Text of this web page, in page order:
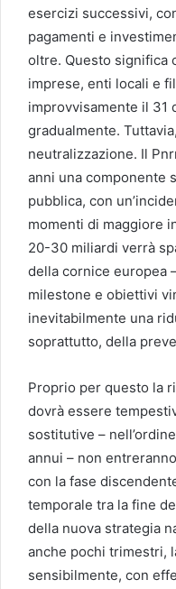
esercizi successivi,
pagamenti e
oltre. Questo significa
imprese, enti locali e
improvvisamente il 31
gradualmente.
neutralizzazione. Il
anni una componente
pubblica, con
momenti di maggiore
20-30 miliardi verrà
della cornice europea
milestone e obiettivi
inevitabilmente una
soprattutto, della
Proprio per questo la
dovrà essere
sostitutive –
annui – non
con la fase
temporale tra la fine
della nuova strategia
anche pochi trimestri,
sensibilmente, con